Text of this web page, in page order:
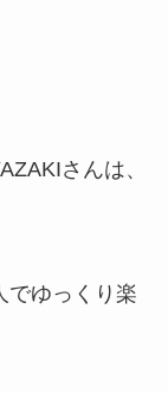
さんは、
でゆっくり楽